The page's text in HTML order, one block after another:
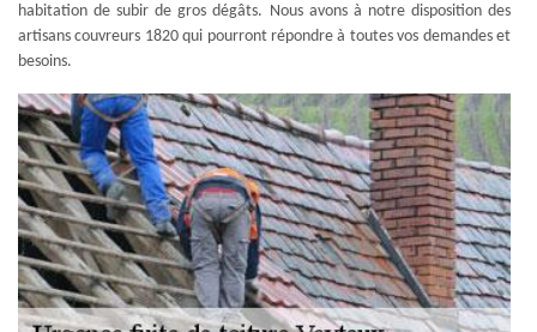
habitation de subir de gros dégâts. Nous avons à notre disposition des
artisans couvreurs 1820 qui pourront répondre à toutes vos demandes et
besoins.